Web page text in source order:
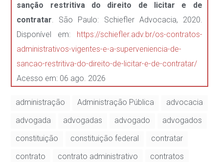
sanção restritiva do direito de licitar e de
contratar. São Paulo: Schiefler Advocacia, 2020.
Disponível em:
https://schiefler.adv.br/os-contratos-
administrativos-vigentes-e-a-superveniencia-de-
sancao-restritiva-do-direito-de-licitar-e-de-contratar/
Acesso em: 06 ago. 2026
administração Administração Pública
advocacia
advogada
advogadas advogado
advogados
constituição
constituição federal
contratar
contrato
contrato administrativo
contratos